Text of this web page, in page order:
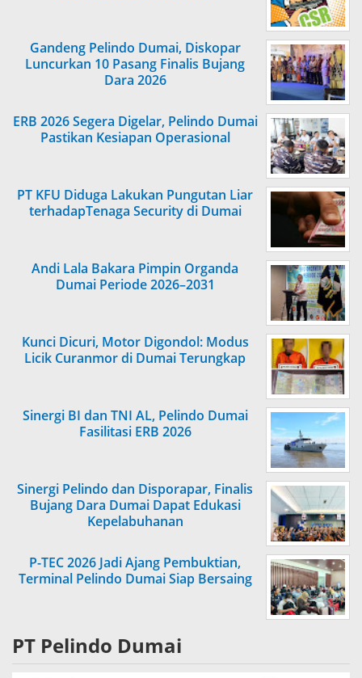
Gandeng Pelindo Dumai, Diskopar
Luncurkan 10 Pasang Finalis Bujang
Dara 2026
ERB 2026 Segera Digelar, Pelindo Dumai
Pastikan Kesiapan Operasional
PT KFU Diduga Lakukan Pungutan Liar
terhadapTenaga Security di Dumai
Andi Lala Bakara Pimpin Organda
Dumai Periode 2026–2031
Kunci Dicuri, Motor Digondol: Modus
Licik Curanmor di Dumai Terungkap
Sinergi BI dan TNI AL, Pelindo Dumai
Fasilitasi ERB 2026
Sinergi Pelindo dan Disporapar, Finalis
Bujang Dara Dumai Dapat Edukasi
Kepelabuhanan
P-TEC 2026 Jadi Ajang Pembuktian,
Terminal Pelindo Dumai Siap Bersaing
PT Pelindo Dumai